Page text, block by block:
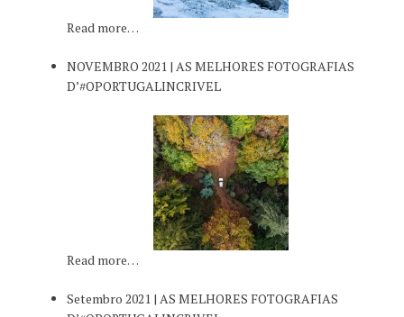
Read more…
NOVEMBRO 2021 | AS MELHORES FOTOGRAFIAS
D’#OPORTUGALINCRIVEL
Read more…
Setembro 2021 | AS MELHORES FOTOGRAFIAS